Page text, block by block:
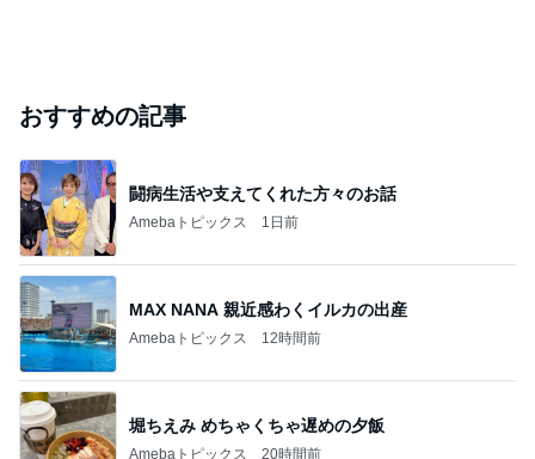
おすすめの記事
闘病生活や支えてくれた方々のお話
Amebaトピックス 1日前
MAX NANA 親近感わくイルカの出産
Amebaトピックス 12時間前
堀ちえみ めちゃくちゃ遅めの夕飯
Amebaトピックス 20時間前